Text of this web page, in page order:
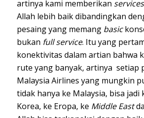
artinya kami memberikan services
Allah lebih baik dibandingkan
pesaing yang memang basic
bukan full service. Itu yang
konektivitas dalam artian bahwa
rute yang banyak, artinya setiap
Malaysia Airlines yang mungkin
tidak hanya ke Malaysia, bisa jadi
Korea, ke Eropa, ke Middle East